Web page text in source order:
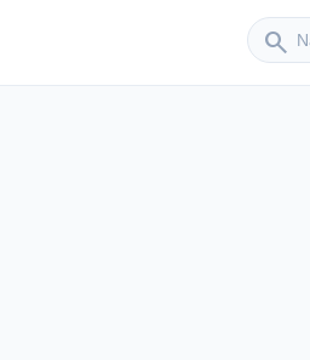
search
Sender